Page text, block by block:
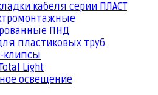
кабеля серии ПЛАСТ
ПНД
пластиковых труб
клипсы
Light
освещение